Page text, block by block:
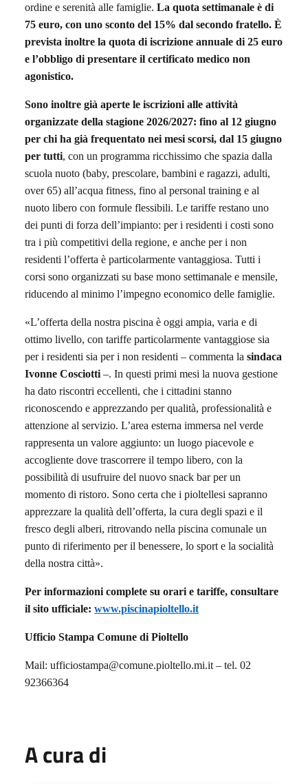
ordine e serenità alle famiglie. La quota settimanale è di
75 euro, con uno sconto del 15% dal secondo fratello. È
prevista inoltre la quota di iscrizione annuale di 25 euro
e l’obbligo di presentare il certificato medico non
agonistico.
Sono inoltre già aperte le iscrizioni alle attività
organizzate della stagione 2026/2027: fino al 12 giugno
per chi ha già frequentato nei mesi scorsi, dal 15 giugno
per tutti, con un programma ricchissimo che spazia dalla
scuola nuoto (baby, prescolare, bambini e ragazzi, adulti,
over 65) all’acqua fitness, fino al personal training e al
nuoto libero con formule flessibili. Le tariffe restano uno
dei punti di forza dell’impianto: per i residenti i costi sono
tra i più competitivi della regione, e anche per i non
residenti l’offerta è particolarmente vantaggiosa. Tutti i
corsi sono organizzati su base mono settimanale e mensile,
riducendo al minimo l’impegno economico delle famiglie.
«L’offerta della nostra piscina è oggi ampia, varia e di
ottimo livello, con tariffe particolarmente vantaggiose sia
per i residenti sia per i non residenti – commenta la sindaca
Ivonne Cosciotti –. In questi primi mesi la nuova gestione
ha dato riscontri eccellenti, che i cittadini stanno
riconoscendo e apprezzando per qualità, professionalità e
attenzione al servizio. L’area esterna immersa nel verde
rappresenta un valore aggiunto: un luogo piacevole e
accogliente dove trascorrere il tempo libero, con la
possibilità di usufruire del nuovo snack bar per un
momento di ristoro. Sono certa che i pioltellesi sapranno
apprezzare la qualità dell’offerta, la cura degli spazi e il
fresco degli alberi, ritrovando nella piscina comunale un
punto di riferimento per il benessere, lo sport e la socialità
della nostra città».
Per informazioni complete su orari e tariffe, consultare
il sito ufficiale: www.piscinapioltello.it
Ufficio Stampa Comune di Pioltello
Mail: ufficiostampa@comune.pioltello.mi.it – tel. 02
92366364
A cura di